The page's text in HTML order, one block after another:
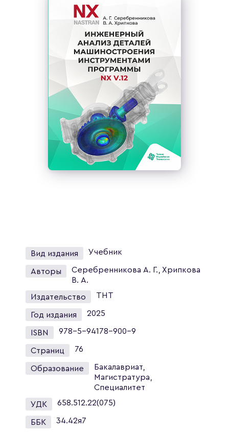
Вид издания Учебник
Авторы
Серебренникова А. Г., Хрипкова
В. А.
Издательство ТНТ
Год издания 2025
ISBN 978-5-94178-900-9
Страниц 76
Образование
Бакалавриат,
Магистратура,
Специалитет
УДК 658.512.22(075)
ББК 34.42я7